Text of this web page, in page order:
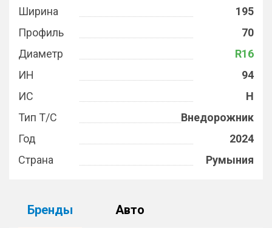
Ширина
195
Профиль
70
Диаметр
R16
ИН
94
ИС
H
Тип Т/С
Внедорожник
Год
2024
Страна
Румыния
Бренды
Авто